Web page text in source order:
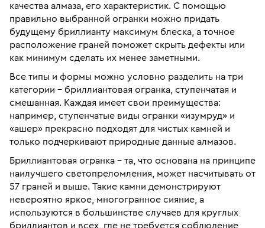
качества алмаза, его характеристик. С помощью
правильно выбранной огранки можно придать
будущему бриллианту максимум блеска, а точное
расположение граней поможет скрыть дефекты или
как минимум сделать их менее заметными.
Все типы и формы можно условно разделить на три
категории – бриллиантовая огранка, ступенчатая и
смешанная. Каждая имеет свои преимущества:
например, ступенчатые виды огранки «изумруд» и
«ашер» прекрасно подходят для чистых камней и
только подчеркивают природные данные алмазов.
Бриллиантовая огранка – та, что основана на принципе
наилучшего светопреломления, может насчитывать от
57 граней и выше. Такие камни демонстрируют
невероятно яркое, многогранное сияние, а
используются в большинстве случаев для круглых
бриллиантов и всех, где не требуется соблюдение